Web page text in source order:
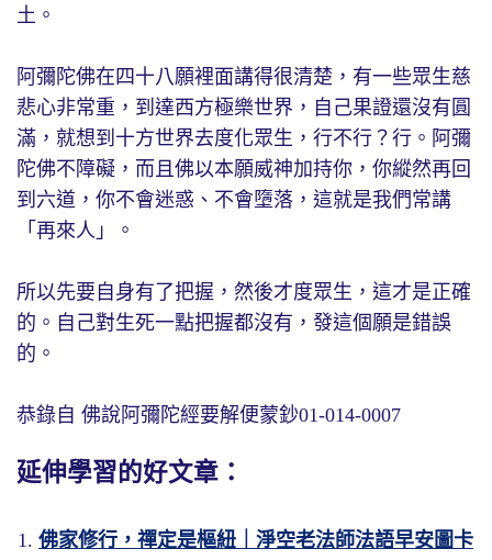
土。
阿彌陀佛在四十八願裡面講得很清楚，有一些眾生慈
悲心非常重，到達西方極樂世界，自己果證還沒有圓
滿，就想到十方世界去度化眾生，行不行？行。阿彌
陀佛不障礙，而且佛以本願威神加持你，你縱然再回
到六道，你不會迷惑、不會墮落，這就是我們常講
「再來人」。
所以先要自身有了把握，然後才度眾生，這才是正確
的。自己對生死一點把握都沒有，發這個願是錯誤
的。
恭錄自 佛說阿彌陀經要解便蒙鈔01-014-0007
延伸學習的好文章：
佛家修行，禪定是樞紐｜淨空老法師法語早安圖卡